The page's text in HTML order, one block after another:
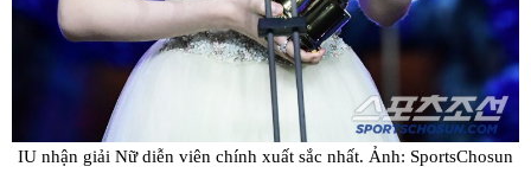
IU nhận giải Nữ diễn viên chính xuất sắc nhất. Ảnh: SportsChosun